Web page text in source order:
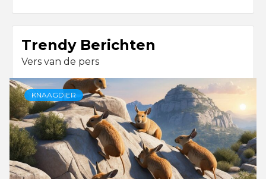
Trendy Berichten
Vers van de pers
KNAAGDIER